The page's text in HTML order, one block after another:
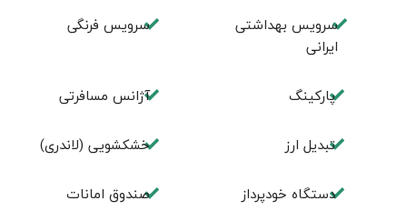
سرویس بهداشتی
ایرانی
سرویس فرنگی
پاركينگ آژانس مسافرتی
تبديل ارز خشکشویی (لاندری)
دستگاه خودپرداز صندوق امانات